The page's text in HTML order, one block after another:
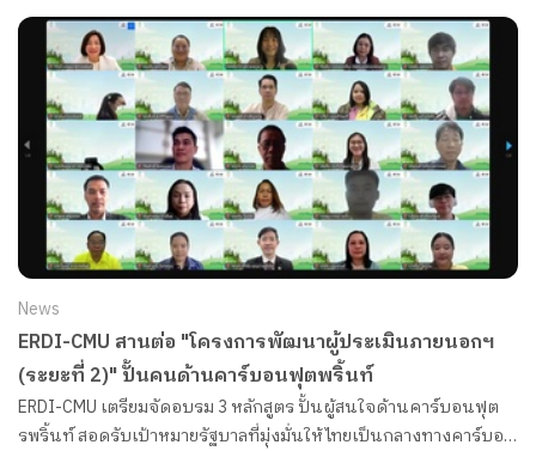
News
ERDI-CMU สานต่อ "โครงการพัฒนาผู้ประเมินภายนอกฯ
(ระยะที่ 2)" ปั้นคนด้านคาร์บอนฟุตพริ้นท์
ERDI-CMU เตรียมจัดอบรม 3 หลักสูตร ปั้นผู้สนใจด้านคาร์บอนฟุต
รพริ้นท์ สอดรับเป้าหมายรัฐบาลที่มุ่งมั่นให้ไทยเป็นกลางทางคาร์บอน